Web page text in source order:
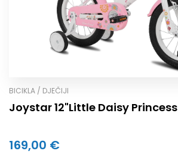
BICIKLA / DJEČIJI
Joystar 12"Little Daisy Princess
169,00 €